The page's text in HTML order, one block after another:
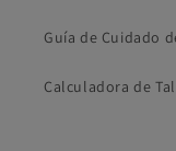
Guía de Cuidado
Calculadora de